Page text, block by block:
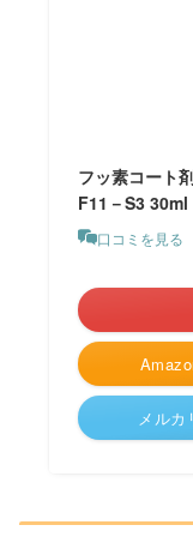
フッ素コート
F11－S3 30ml
口コミを見る
メルカ